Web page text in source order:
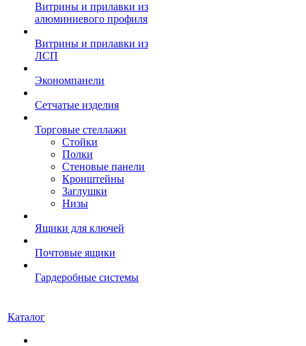
Витрины и прилавки из
алюминиевого профиля
Витрины и прилавки из
ЛСП
Экономпанели
Сетчатые изделия
Торговые стеллажи
Стойки
Полки
Стеновые панели
Кронштейны
Заглушки
Низы
Ящики для ключей
Почтовые ящики
Гардеробные системы
Каталог